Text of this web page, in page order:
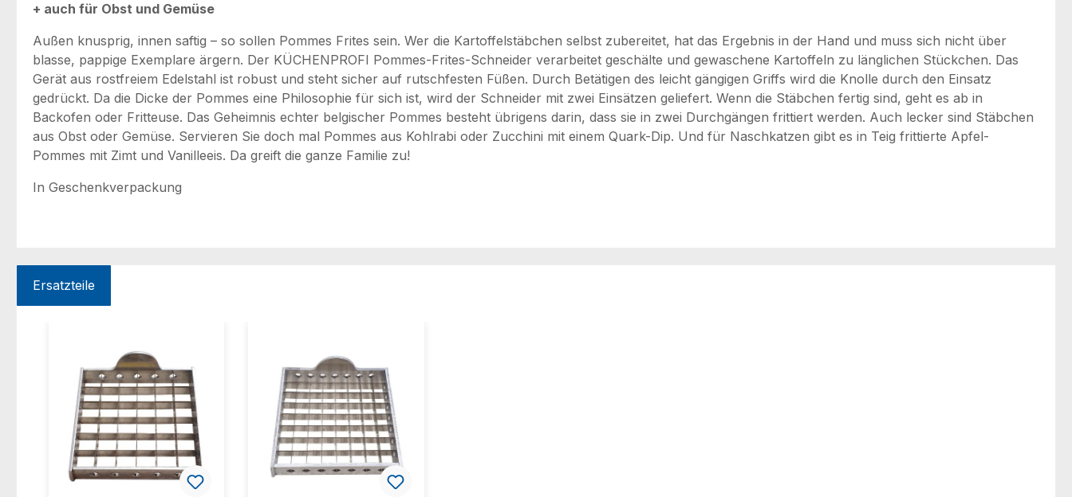
+ auch für Obst und Gemüse
Außen knusprig, innen saftig – so sollen Pommes Frites sein. Wer die Kartoffelstäbchen selbst zubereitet, hat das Ergebnis in der Hand und muss sich nicht über
blasse, pappige Exemplare ärgern. Der KÜCHENPROFI Pommes-Frites-Schneider verarbeitet geschälte und gewaschene Kartoffeln zu länglichen Stückchen. Das
Gerät aus rostfreiem Edelstahl ist robust und steht sicher auf rutschfesten Füßen. Durch Betätigen des leicht gängigen Griffs wird die Knolle durch den Einsatz
gedrückt. Da die Dicke der Pommes eine Philosophie für sich ist, wird der Schneider mit zwei Einsätzen geliefert. Wenn die Stäbchen fertig sind, geht es ab in
Backofen oder Fritteuse. Das Geheimnis echter belgischer Pommes besteht übrigens darin, dass sie in zwei Durchgängen frittiert werden. Auch lecker sind Stäbchen
aus Obst oder Gemüse. Servieren Sie doch mal Pommes aus Kohlrabi oder Zucchini mit einem Quark-Dip. Und für Naschkatzen gibt es in Teig frittierte Apfel-
Pommes mit Zimt und Vanilleeis. Da greift die ganze Familie zu!
In Geschenkverpackung
Ersatzteile